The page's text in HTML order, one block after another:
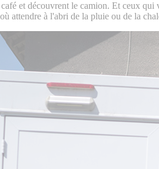
et découvrent le camion. Et ceux
attendre à l'abri de la pluie ou de la